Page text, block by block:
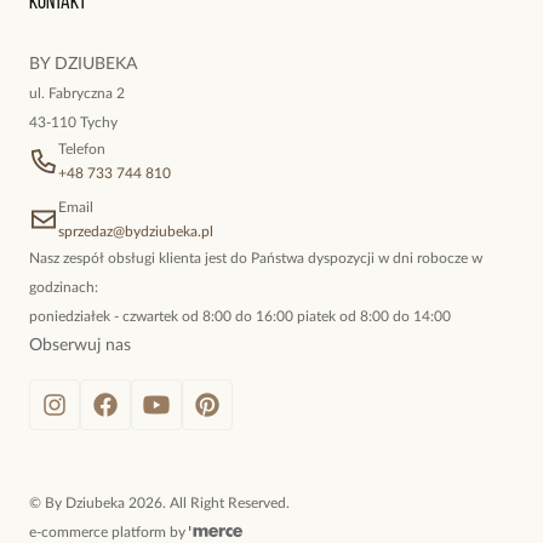
BY DZIUBEKA
ul. Fabryczna 2
43-110 Tychy
Telefon
+48 733 744 810
Email
sprzedaz@bydziubeka.pl
Nasz zespół obsługi klienta jest do Państwa dyspozycji w dni robocze w
godzinach:
poniedziałek - czwartek od 8:00 do 16:00 piatek od 8:00 do 14:00
Obserwuj nas
© By Dziubeka 2026. All Right Reserved.
e-commerce platform by